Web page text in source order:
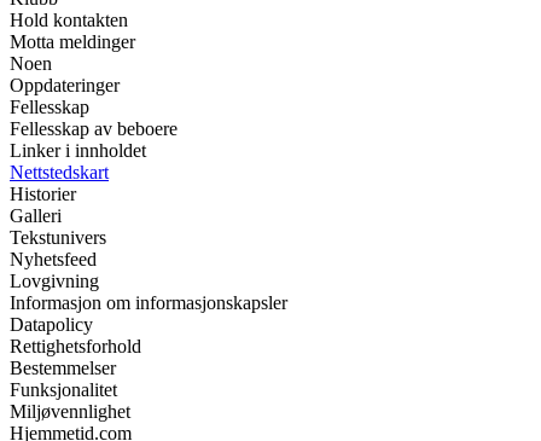
Hold kontakten
Motta meldinger
Noen
Oppdateringer
Fellesskap
Fellesskap av beboere
Linker i innholdet
Nettstedskart
Historier
Galleri
Tekstunivers
Nyhetsfeed
Lovgivning
Informasjon om informasjonskapsler
Datapolicy
Rettighetsforhold
Bestemmelser
Funksjonalitet
Miljøvennlighet
Hjemmetid.com